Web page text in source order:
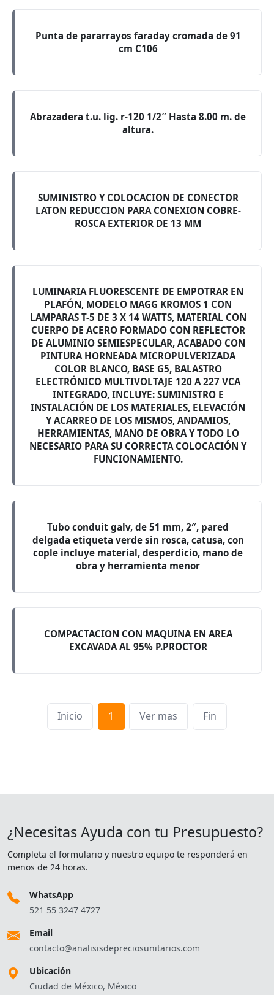
Punta de pararrayos faraday cromada de 91
cm C106
Abrazadera t.u. lig. r-120 1/2″ Hasta 8.00 m. de
altura.
SUMINISTRO Y COLOCACION DE CONECTOR
LATON REDUCCION PARA CONEXION COBRE-
ROSCA EXTERIOR DE 13 MM
LUMINARIA FLUORESCENTE DE EMPOTRAR EN
PLAFÓN, MODELO MAGG KROMOS 1 CON
LAMPARAS T-5 DE 3 X 14 WATTS, MATERIAL CON
CUERPO DE ACERO FORMADO CON REFLECTOR
DE ALUMINIO SEMIESPECULAR, ACABADO CON
PINTURA HORNEADA MICROPULVERIZADA
COLOR BLANCO, BASE G5, BALASTRO
ELECTRÓNICO MULTIVOLTAJE 120 A 227 VCA
INTEGRADO, INCLUYE: SUMINISTRO E
INSTALACIÓN DE LOS MATERIALES, ELEVACIÓN
Y ACARREO DE LOS MISMOS, ANDAMIOS,
HERRAMIENTAS, MANO DE OBRA Y TODO LO
NECESARIO PARA SU CORRECTA COLOCACIÓN Y
FUNCIONAMIENTO.
Tubo conduit galv, de 51 mm, 2″, pared
delgada etiqueta verde sin rosca, catusa, con
cople incluye material, desperdicio, mano de
obra y herramienta menor
COMPACTACION CON MAQUINA EN AREA
EXCAVADA AL 95% P.PROCTOR
Inicio 1 Ver mas Fin
¿Necesitas Ayuda con tu Presupuesto?
Completa el formulario y nuestro equipo te responderá en
menos de 24 horas.
WhatsApp
521 55 3247 4727
Email
contacto@analisisdepreciosunitarios.com
Ubicación
Ciudad de México, México